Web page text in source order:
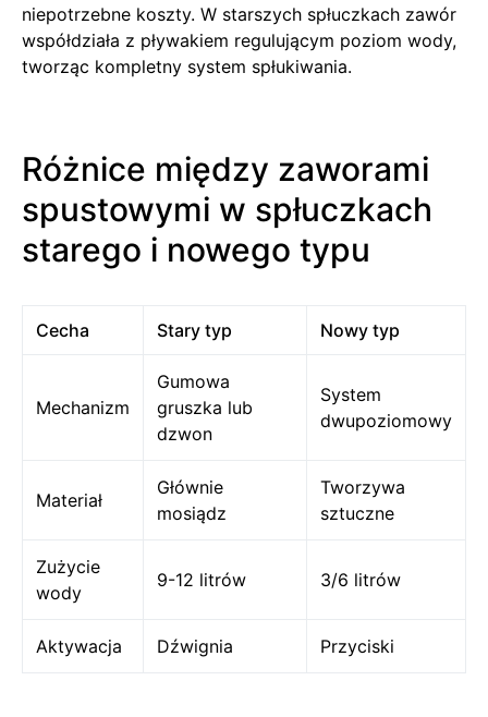
niepotrzebne koszty. W starszych spłuczkach zawór
współdziała z pływakiem regulującym poziom wody,
tworząc kompletny system spłukiwania.
Różnice między zaworami
spustowymi w spłuczkach
starego i nowego typu
Cecha Stary typ Nowy typ
Mechanizm
Gumowa
gruszka lub
dzwon
System
dwupoziomowy
Materiał
Głównie
mosiądz
Tworzywa
sztuczne
Zużycie
wody
9-12 litrów 3/6 litrów
Aktywacja Dźwignia Przyciski